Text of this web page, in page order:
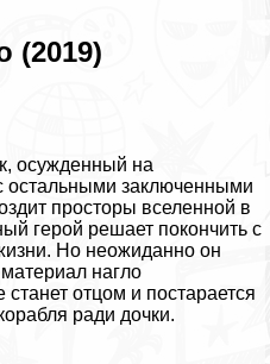
(2019)
осужденный на
остальными заключенными
просторы вселенной в
герой решает покончить с
Но неожиданно он
материал нагло
отцом и постарается
ради дочки.